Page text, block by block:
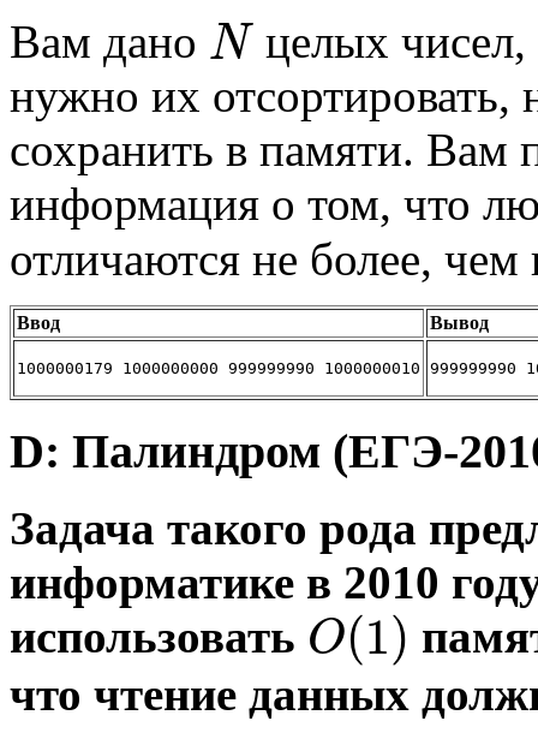
Вам дано N целых
нужно их отсортировать,
сохранить в памяти. Вам
информация о том, что
отличаются не более,
Ввод Вывод
1000000179 1000000000 999999990 1000000010 999999990
D: Палиндром (ЕГЭ-
Задача такого рода
информатике в 2010
использовать O(1)
что чтение данных